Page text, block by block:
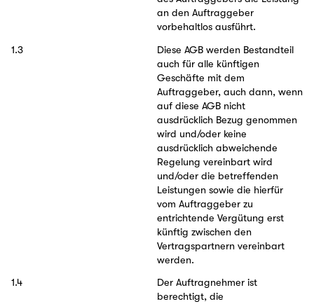
an den Auftraggeber
vorbehaltlos ausführt.
1.3
Diese AGB werden Bestandteil
auch für alle künftigen
Geschäfte mit dem
Auftraggeber, auch dann, wenn
auf diese AGB nicht
ausdrücklich Bezug genommen
wird und/oder keine
ausdrücklich abweichende
Regelung vereinbart wird
und/oder die betreffenden
Leistungen sowie die hierfür
vom Auftraggeber zu
entrichtende Vergütung erst
künftig zwischen den
Vertragspartnern vereinbart
werden.
1.4
Der Auftragnehmer ist
berechtigt, die